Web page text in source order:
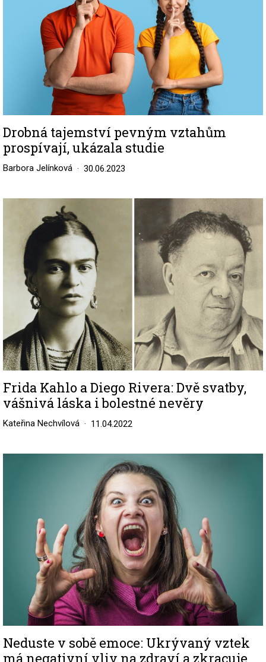
Drobná tajemství pevným vztahům
prospívají, ukázala studie
Barbora Jelínková 30.06.2023
Frida Kahlo a Diego Rivera: Dvě svatby,
vášnivá láska i bolestné nevěry
Kateřina Nechvílová 11.04.2022
Neduste v sobě emoce: Ukrývaný vztek
má negativní vliv na zdraví a zkracuje